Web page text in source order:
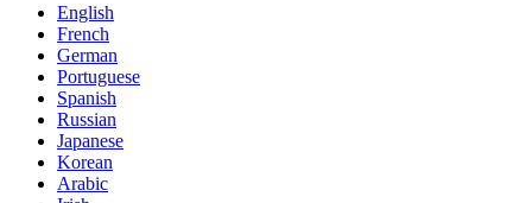
English
French
German
Portuguese
Spanish
Russian
Japanese
Korean
Arabic